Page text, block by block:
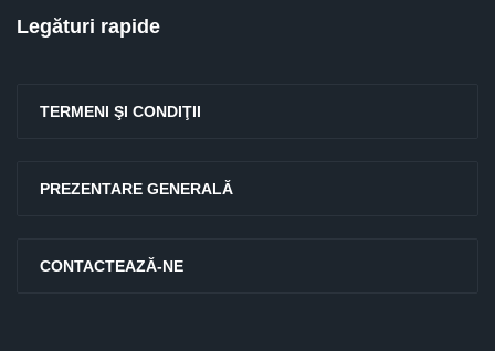
Legături rapide
TERMENI ŞI CONDIŢII
PREZENTARE GENERALĂ
CONTACTEAZĂ-NE